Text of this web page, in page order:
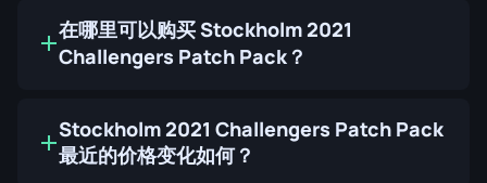
在哪里可以购买 Stockholm 2021
Challengers Patch Pack？
Stockholm 2021 Challengers Patch Pack
最近的价格变化如何？